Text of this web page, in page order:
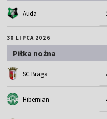
Auda
30 LIPCA 2026
Piłka nożna
SC Braga
Hibernian